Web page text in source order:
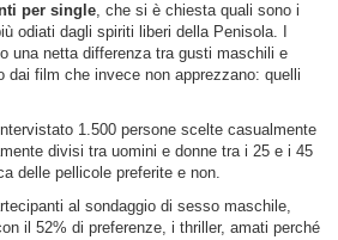
per single, che si è chiesta quali sono i
odiati dagli spiriti liberi della Penisola. I
una netta differenza tra gusti maschili e
dai film che invece non apprezzano: quelli
1.500 persone scelte casualmente
divisi tra uomini e donne tra i 25 e i 45
delle pellicole preferite e non.
al sondaggio di sesso maschile,
il 52% di preferenze, i thriller, amati perché